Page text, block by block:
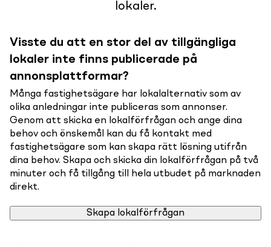
lokaler.
Visste du att en stor del av tillgängliga
lokaler inte finns publicerade på
annonsplattformar?
Många fastighetsägare har lokalalternativ som av
olika anledningar inte publiceras som annonser.
Genom att skicka en lokalförfrågan och ange dina
behov och önskemål kan du få kontakt med
fastighetsägare som kan skapa rätt lösning utifrån
dina behov. Skapa och skicka din lokalförfrågan på två
minuter och få tillgång till hela utbudet på marknaden
direkt.
Skapa lokalförfrågan